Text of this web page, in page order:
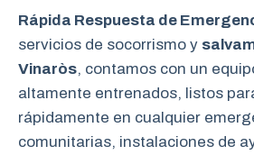
Rápida Respuesta de
servicios de socorrismo y
Vinaròs, contamos con un
altamente entrenados, listos
rápidamente en cualquier
comunitarias, instalaciones de